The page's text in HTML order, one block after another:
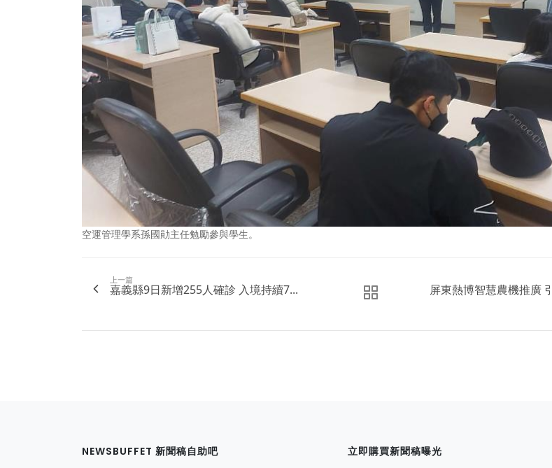
空運管理學系孫國勛主任勉勵參與學生。
上一篇
嘉義縣9日新增255人確診 入境持續7... 屏東熱博智慧農機推廣
NEWSBUFFET 新聞稿自助吧 立即購買新聞稿曝光